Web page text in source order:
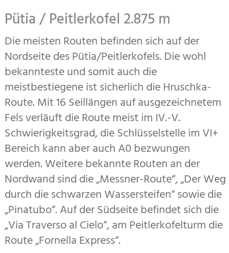
Pütia / Peitlerkofel 2.875 m
Die meisten Routen befinden sich auf der
Nordseite des Pütia/Peitlerkofels. Die wohl
bekannteste und somit auch die
meistbestiegene ist sicherlich die Hruschka-
Route. Mit 16 Seillängen auf ausgezeichnetem
Fels verläuft die Route meist im IV.-V.
Schwierigkeitsgrad, die Schlüsselstelle im VI+
Bereich kann aber auch A0 bezwungen
werden. Weitere bekannte Routen an der
Nordwand sind die „Messner-Route“, „Der Weg
durch die schwarzen Wassersteifen“ sowie die
„Pinatubo“. Auf der Südseite befindet sich die
„Via Traverso al Cielo“, am Peitlerkofelturm die
Route „Fornella Express“.